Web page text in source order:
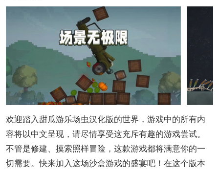
欢迎踏入甜瓜游乐场虫汉化版的世界，游戏中的所有内
容将以中文呈现，请尽情享受这充斥有趣的游戏尝试。
不管是修建、摸索照样冒险，这款游戏都将满意你的一
切需要。快来加入这场沙盒游戏的盛宴吧！在这个版本